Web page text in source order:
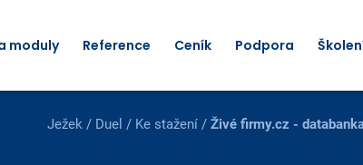
moduly Reference Ceník Podpora
Ježek/ Duel / Ke stažení/ Živé firmy.cz -